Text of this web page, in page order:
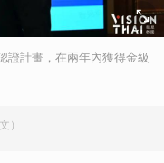
證計畫，在兩年內獲得金級
）